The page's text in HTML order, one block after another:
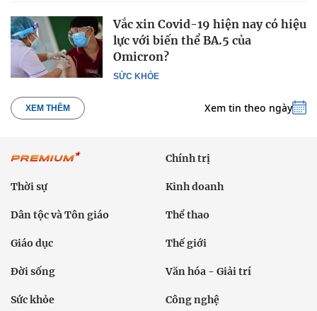
SỨC KHỎE
Vắc xin Covid-19 hiện nay có hiệu
lực với biến thể BA.5 của
Omicron?
XEM THÊM Xem tin theo ngày
Chính trị
Thời sự Kinh doanh
Dân tộc và Tôn giáo Thể thao
Giáo dục Thế giới
Đời sống Văn hóa - Giải trí
Sức khỏe Công nghệ